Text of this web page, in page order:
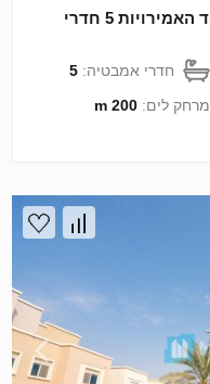
וילה ב Ghantoot, Abu Dhabi, איחוד האמירויות 5 חדרי
חדרי אמבטיה:5
מרחק לים:200 m